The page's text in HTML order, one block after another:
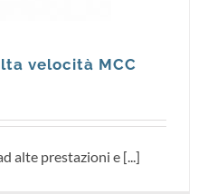
velocità MCC
alte prestazioni e [...]